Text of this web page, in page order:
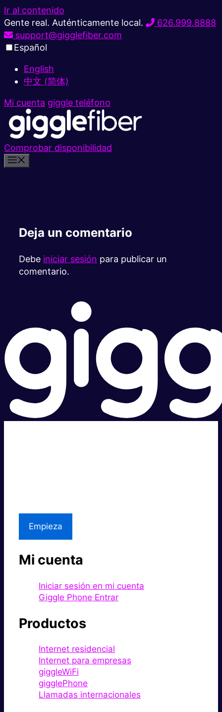
Ir al contenido
Gente real. Auténticamente local.
626.999.8888
support@gigglefiber.com
Español
English
中文 (简体)
Mi cuenta giggle teléfono
Comprobar disponibilidad
Deja un comentario
Debe iniciar sesión para publicar un
comentario.
Empieza
Mi cuenta
Iniciar sesión en mi cuenta
Giggle Phone Entrar
Productos
Internet residencial
Internet para empresas
giggleWiFi
gigglePhone
Llamadas internacionales